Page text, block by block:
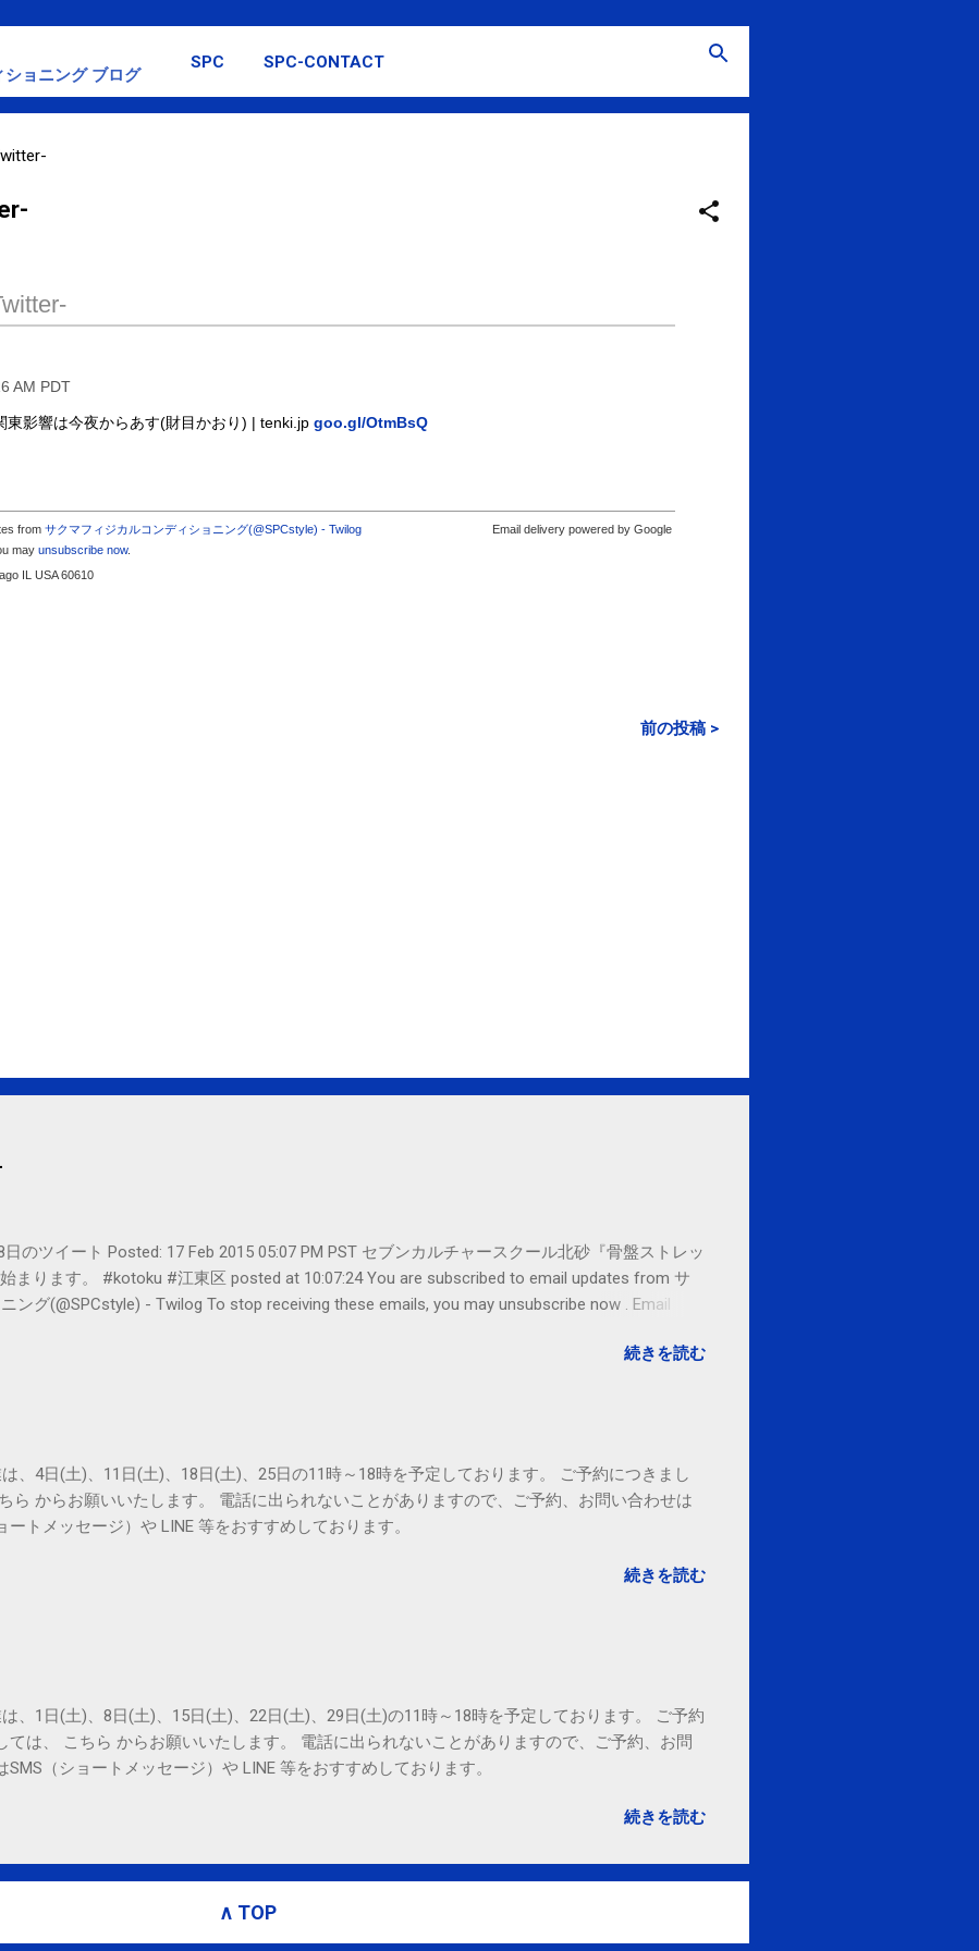
スキップしてメイン コンテンツに移動
ョニング ブログ
SPC SPC-CONTACT
AM PDT
影響は今夜からあす(財目かおり) | tenki.jp goo.gl/OtmBsQ
from サクマフィジカルコンディショニング(@SPCstyle) - Twilog
may unsubscribe now.
Email delivery powered by Google
IL USA 60610
前の投稿 >
のツイート Posted: 17 Feb 2015 05:07 PM PST セブンカルチャースクール北砂『骨盤ストレッ
まります。 #kotoku #江東区 posted at 10:07:24 You are subscribed to email updates from サ
ング(@SPCstyle) - Twilog To stop receiving these emails, you may unsubscribe now . Email
続きを読む
、4日(土)、11日(土)、18日(土)、25日の11時～18時を予定しております。 ご予約につきまし
ら からお願いいたします。 電話に出られないことがありますので、ご予約、お問い合わせは
ートメッセージ）や LINE 等をおすすめしております。
続きを読む
、1日(土)、8日(土)、15日(土)、22日(土)、29日(土)の11時～18時を予定しております。 ご予約
ては、 こちら からお願いいたします。 電話に出られないことがありますので、ご予約、お問
SMS（ショートメッセージ）や LINE 等をおすすめしております。
続きを読む
∧ TOP